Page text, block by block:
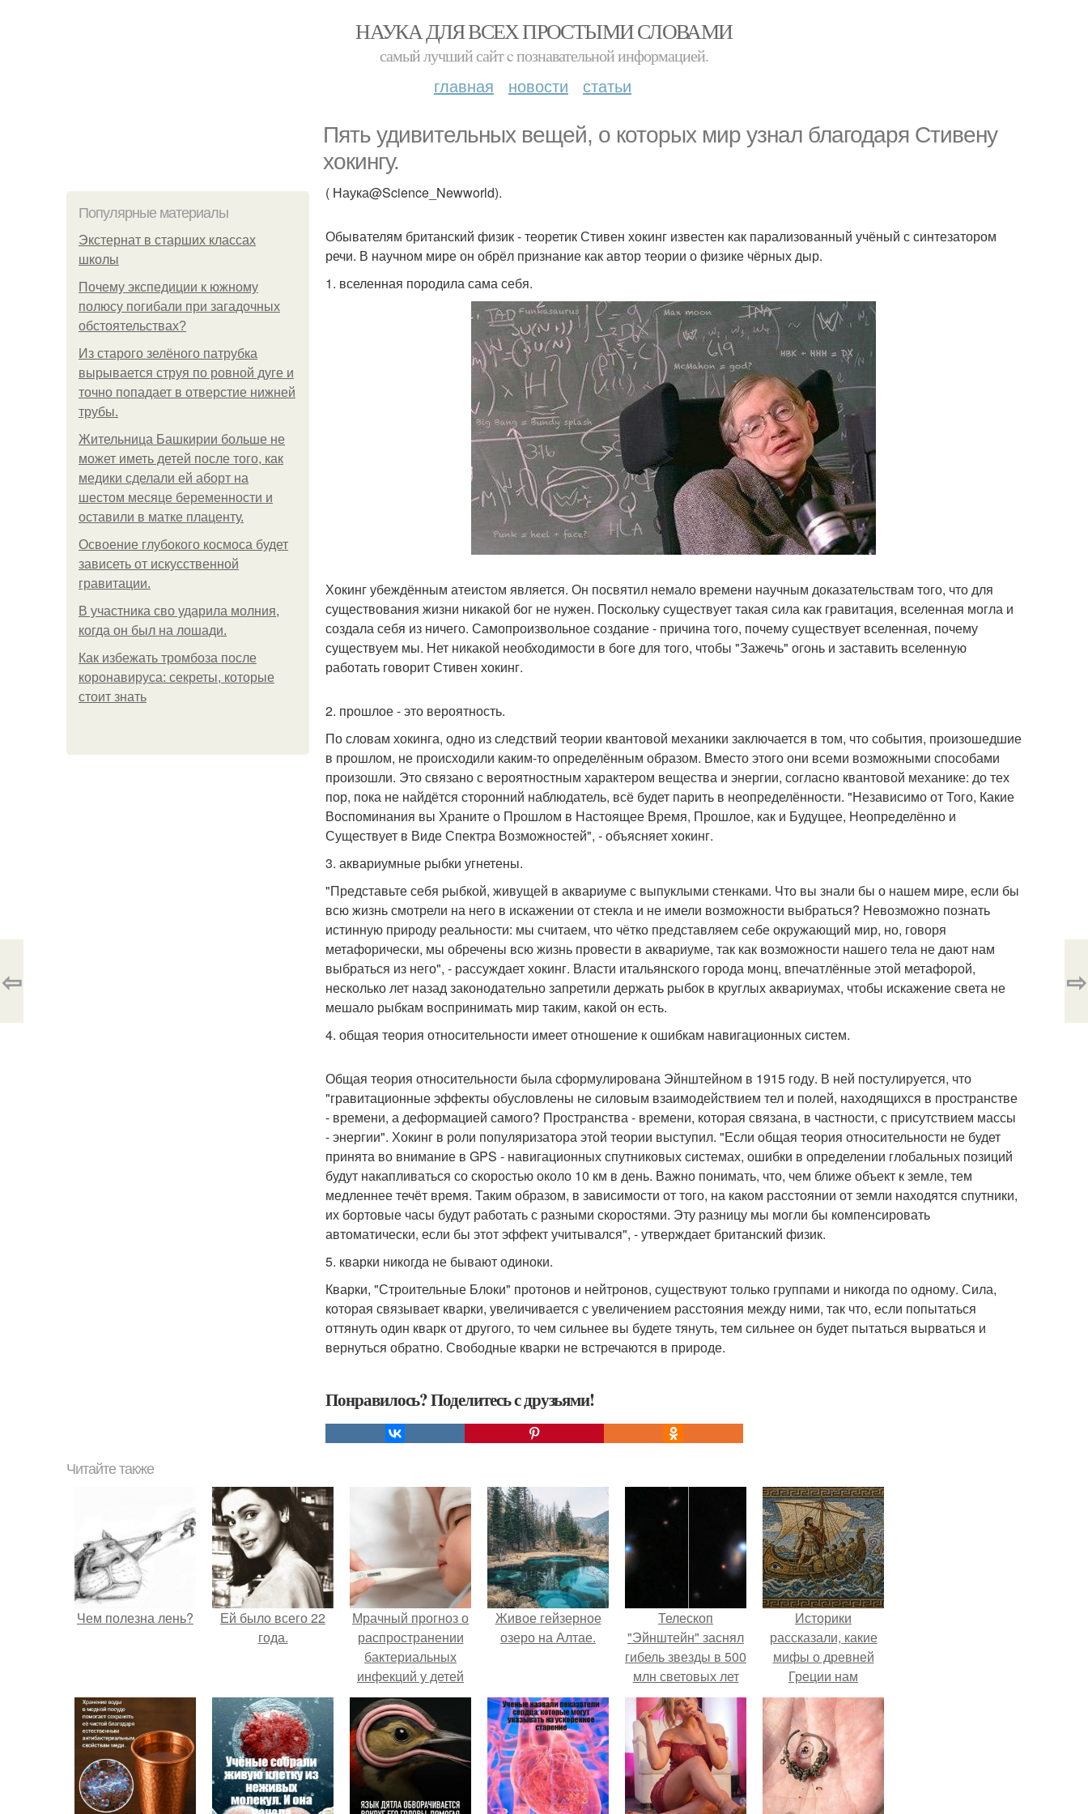
НАУКА ДЛЯ ВСЕХ ПРОСТЫМИ СЛОВАМИ
самый лучший сайт c познавательной информацией.
главная новости статьи
Пять удивительных вещей, о которых мир узнал благодаря Стивену
хокингу.
Популярные материалы
Экстернат в старших классах
школы
Почему экспедиции к южному
полюсу погибали при загадочных
обстоятельствах?
Из старого зелёного патрубка
вырывается струя по ровной дуге и
точно попадает в отверстие нижней
трубы.
Жительница Башкирии больше не
может иметь детей после того, как
медики сделали ей аборт на
шестом месяце беременности и
оставили в матке плаценту.
Освоение глубокого космоса будет
зависеть от искусственной
гравитации.
В участника сво ударила молния,
когда он был на лошади.
Как избежать тромбоза после
коронавируса: секреты, которые
стоит знать
( Наука@Science_Newworld).
Обывателям британский физик - теоретик Стивен хокинг известен как парализованный учёный с синтезатором
речи. В научном мире он обрёл признание как автор теории о физике чёрных дыр.
1. вселенная породила сама себя.
Хокинг убеждённым атеистом является. Он посвятил немало времени научным доказательствам того, что для
существования жизни никакой бог не нужен. Поскольку существует такая сила как гравитация, вселенная могла и
создала себя из ничего. Самопроизвольное создание - причина того, почему существует вселенная, почему
существуем мы. Нет никакой необходимости в боге для того, чтобы "Зажечь" огонь и заставить вселенную
работать говорит Стивен хокинг.
2. прошлое - это вероятность.
По словам хокинга, одно из следствий теории квантовой механики заключается в том, что события, произошедшие
в прошлом, не происходили каким-то определённым образом. Вместо этого они всеми возможными способами
произошли. Это связано с вероятностным характером вещества и энергии, согласно квантовой механике: до тех
пор, пока не найдётся сторонний наблюдатель, всё будет парить в неопределённости. "Независимо от Того, Какие
Воспоминания вы Храните о Прошлом в Настоящее Время, Прошлое, как и Будущее, Неопределённо и
Существует в Виде Спектра Возможностей", - объясняет хокинг.
3. аквариумные рыбки угнетены.
"Представьте себя рыбкой, живущей в аквариуме с выпуклыми стенками. Что вы знали бы о нашем мире, если бы
всю жизнь смотрели на него в искажении от стекла и не имели возможности выбраться? Невозможно познать
истинную природу реальности: мы считаем, что чётко представляем себе окружающий мир, но, говоря
метафорически, мы обречены всю жизнь провести в аквариуме, так как возможности нашего тела не дают нам
выбраться из него", - рассуждает хокинг. Власти итальянского города монц, впечатлённые этой метафорой,
несколько лет назад законодательно запретили держать рыбок в круглых аквариумах, чтобы искажение света не
мешало рыбкам воспринимать мир таким, какой он есть.
4. общая теория относительности имеет отношение к ошибкам навигационных систем.
Общая теория относительности была сформулирована Эйнштейном в 1915 году. В ней постулируется, что
"гравитационные эффекты обусловлены не силовым взаимодействием тел и полей, находящихся в пространстве
- времени, а деформацией самого? Пространства - времени, которая связана, в частности, с присутствием массы
- энергии". Хокинг в роли популяризатора этой теории выступил. "Если общая теория относительности не будет
принята во внимание в GPS - навигационных спутниковых системах, ошибки в определении глобальных позиций
будут накапливаться со скоростью около 10 км в день. Важно понимать, что, чем ближе объект к земле, тем
медленнее течёт время. Таким образом, в зависимости от того, на каком расстоянии от земли находятся спутники,
их бортовые часы будут работать с разными скоростями. Эту разницу мы могли бы компенсировать
автоматически, если бы этот эффект учитывался", - утверждает британский физик.
5. кварки никогда не бывают одиноки.
Кварки, "Строительные Блоки" протонов и нейтронов, существуют только группами и никогда по одному. Сила,
которая связывает кварки, увеличивается с увеличением расстояния между ними, так что, если попытаться
оттянуть один кварк от другого, то чем сильнее вы будете тянуть, тем сильнее он будет пытаться вырваться и
вернуться обратно. Свободные кварки не встречаются в природе.
Понравилось? Поделитесь с друзьями!
⇦ ⇨
Читайте также
Чем полезна лень?
Ей было всего 22
года.
Мрачный прогноз о
распространении
бактериальных
инфекций у детей
вышел.
Живое гейзерное
озеро на Алтае.
Телескоп
"Эйнштейн" заснял
гибель звезды в 500
млн световых лет
от земли.
Историки
рассказали, какие
мифы о древней
Греции нам
навязало кино.